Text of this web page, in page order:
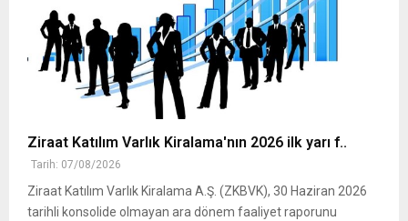
Ziraat Katılım Varlık Kiralama'nın 2026 ilk yarı f..
Tarih: 07/08/2026
Ziraat Katılım Varlık Kiralama A.Ş. (ZKBVK), 30 Haziran 2026
tarihli konsolide olmayan ara dönem faaliyet raporunu